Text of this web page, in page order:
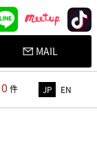
MAIL
0 件 JP EN